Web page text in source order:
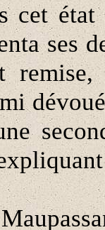
état
ses